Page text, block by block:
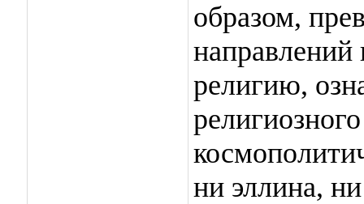
образом,
направлений
религию,
ни эллина,